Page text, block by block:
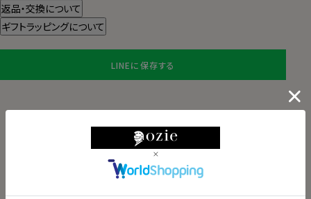
返品・交換について
ギフトラッピングについて
LINEに保存する